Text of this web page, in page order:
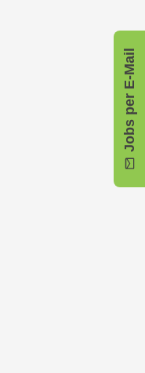
Jobs per E-Mail